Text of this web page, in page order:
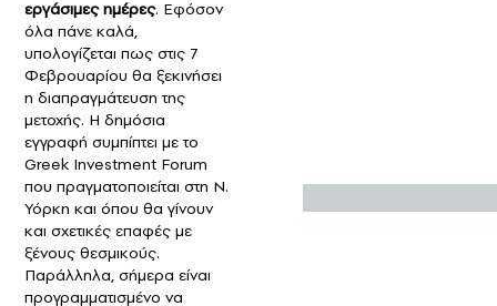
εργάσιμες ημέρες. Εφόσον
όλα πάνε καλά,
υπολογίζεται πως στις 7
Φεβρουαρίου θα ξεκινήσει
η διαπραγμάτευση της
μετοχής. Η δημόσια
εγγραφή συμπίπτει με το
Greek Investment Forum
που πραγματοποιείται στη Ν.
Υόρκη και όπου θα γίνουν
και σχετικές επαφές με
ξένους θεσμικούς.
Παράλληλα, σήμερα είναι
προγραμματισμένο να